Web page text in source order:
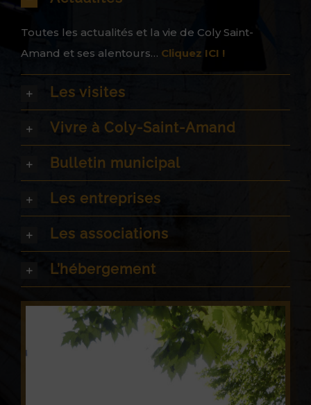
Toutes les actualités et la vie de Coly Saint-
Amand et ses alentours…
Cliquez ICI !
Les visites
Vivre à Coly-Saint-Amand
Bulletin municipal
Les entreprises
Les associations
L’hébergement